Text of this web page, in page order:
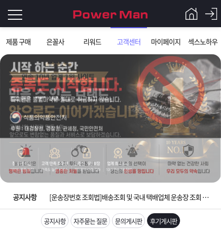
제품 구매 은꼴사 리워드 고객센터 마이페이지 섹스노하우
그
인
이
필
요
니
로
Q&A
파
워
맨
제
품
은
공지사항
입금확인이 안되는 상황을 대비해 꼭 입금후 고객센터 연락바랍니다.
[2026구정 연휴]설 연휴 배송 및 휴무 안내
[운송장번호 조회법]배송조회 및 국내 택배업체 운송장 조회 하는법
[ios앱 오픈]아이폰 고객 앱설치 가능합니다.
공지사항 자주묻는 질문 문의게시판 후기게시판